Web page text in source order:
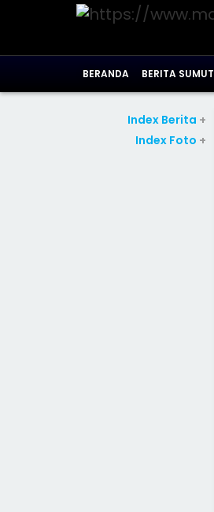
BERANDA BERITA SUMUT
Index Berita +
Index Foto +